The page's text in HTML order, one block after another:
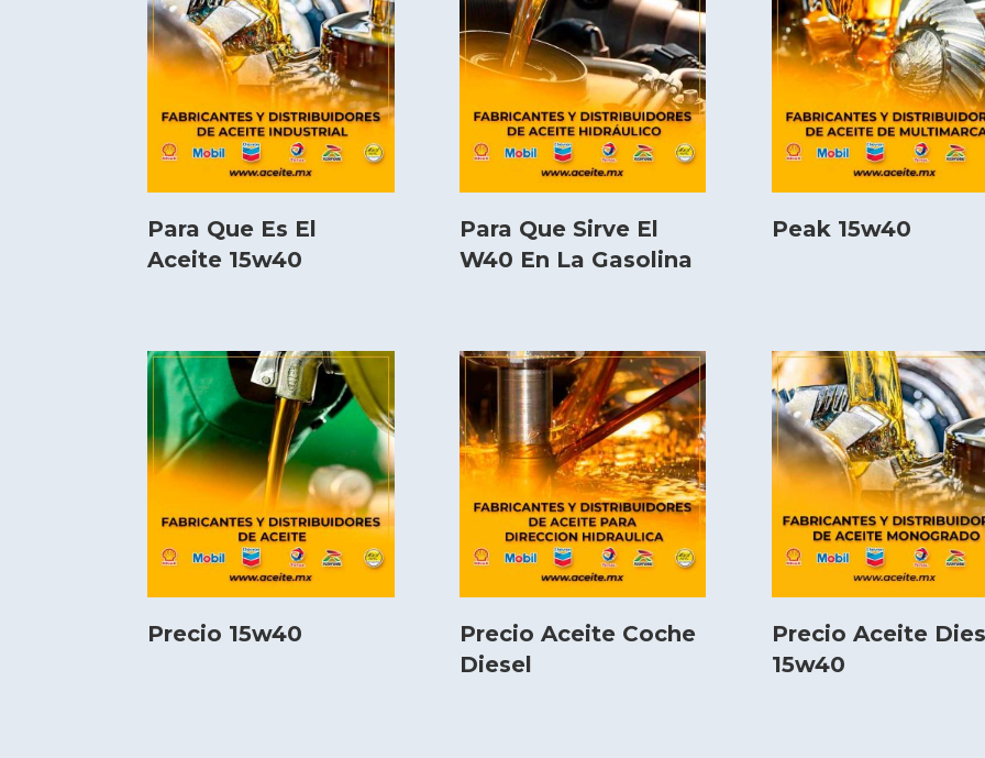
Para Que Es El
Aceite 15w40
Para Que Sirve El
W40 En La Gasolina
Peak 15w40
Precio 15w40
Precio Aceite Coche
Diesel
Precio Aceite
15w40